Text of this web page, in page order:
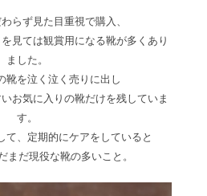
らず見た目重視で購入、
見ては観賞用になる靴が多くあり
ました。
靴を泣く泣く売りに出し
お気に入りの靴だけを残していま
す。
て、定期的にケアをしていると
まだ現役な靴の多いこと。